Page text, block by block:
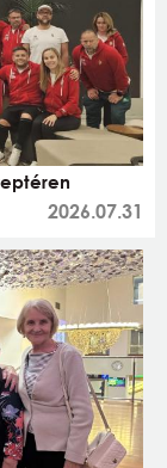
2026.07.31